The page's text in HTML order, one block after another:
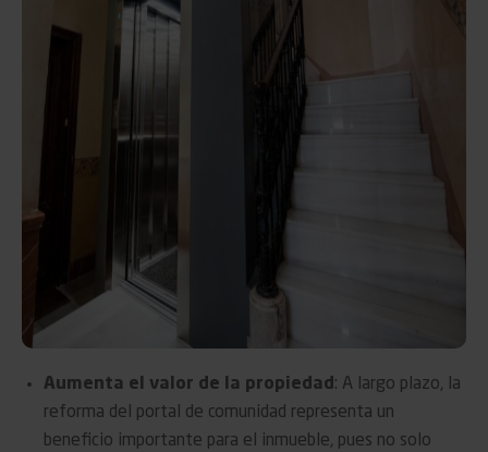
Aumenta el valor de la propiedad: A largo plazo, la
reforma del portal de comunidad representa un
beneficio importante para el inmueble, pues no solo